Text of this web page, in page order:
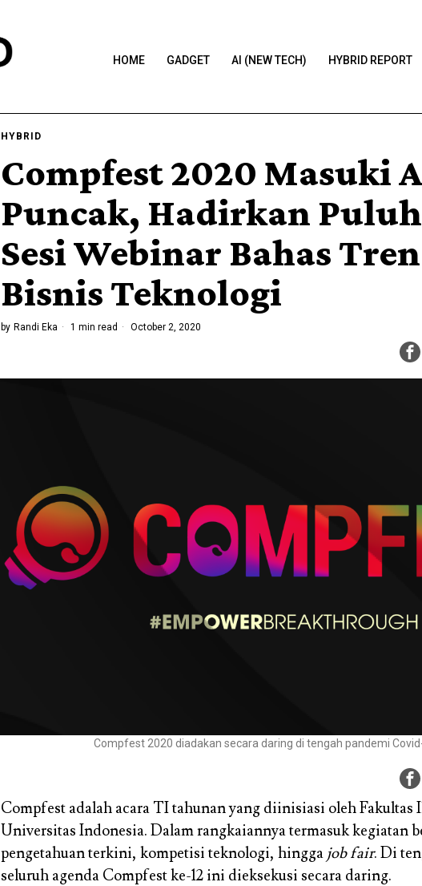
HOME GADGET AI (NEW TECH) HYBRID REPORT
HYBRID
Compfest 2020 Masuki
Puncak, Hadirkan
Sesi Webinar Bahas Tren
Bisnis Teknologi
by Randi Eka 1 min read October 2, 2020
Compfest 2020 diadakan secara daring di tengah pandemi
Compfest adalah acara TI tahunan yang diinisiasi oleh Fakultas
Universitas Indonesia. Dalam rangkaiannya termasuk kegiatan
pengetahuan terkini, kompetisi teknologi, hingga job fair. Di
seluruh agenda Compfest ke-12 ini dieksekusi secara daring.